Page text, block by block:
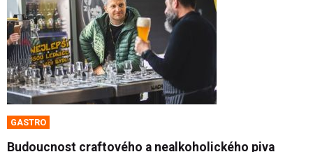
GASTRO
Budoucnost craftového a nealkoholického piva